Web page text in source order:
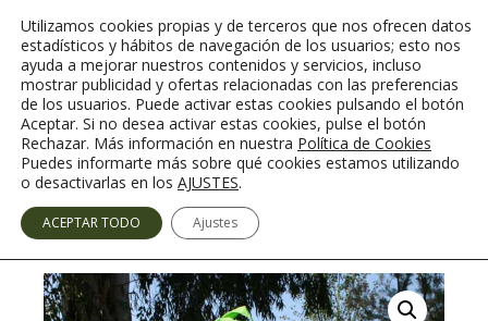
contenido
Menú
Tienda de Bolsas Ecológicas/Bolsa de Tela Ecológicas
Utilizamos cookies propias y de terceros que nos ofrecen datos
estadísticos y hábitos de navegación de los usuarios; esto nos
ayuda a mejorar nuestros contenidos y servicios, incluso
mostrar publicidad y ofertas relacionadas con las preferencias
de los usuarios. Puede activar estas cookies pulsando el botón
Aceptar. Si no desea activar estas cookies, pulse el botón
Rechazar. Más información en nuestra Política de Cookies
Puedes informarte más sobre qué cookies estamos utilizando
o desactivarlas en los AJUSTES.
ACEPTAR TODO Ajustes